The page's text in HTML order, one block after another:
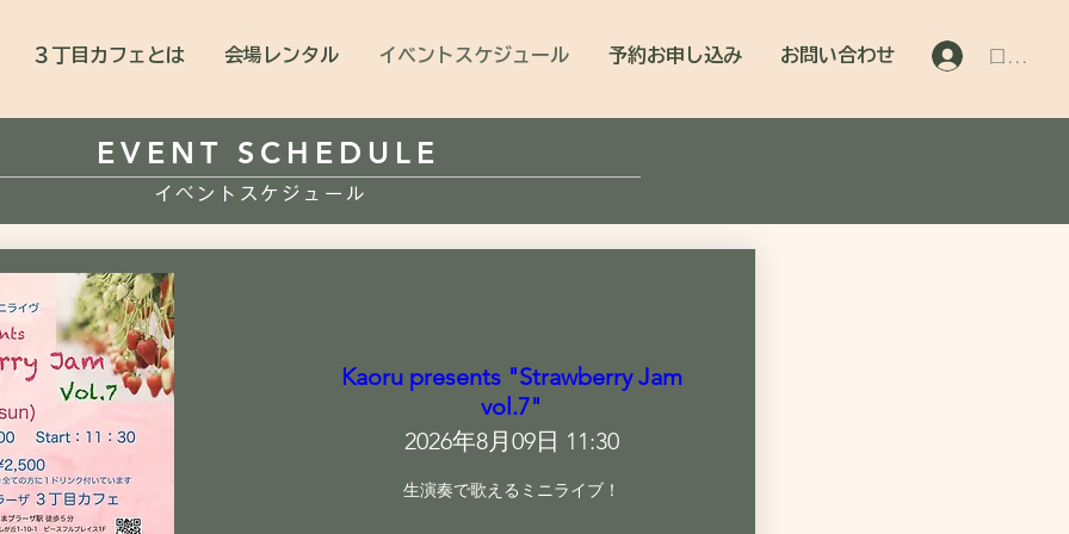
３丁目カフェとは 会場レンタル イベントスケジュール 予約お申し込み お問い合わせ ログイン
EVENT SCHEDULE
イベントスケジュール
Kaoru presents "Strawberry Jam
vol.7"
2026年8月09日 11:30
生演奏で歌えるミニライブ！